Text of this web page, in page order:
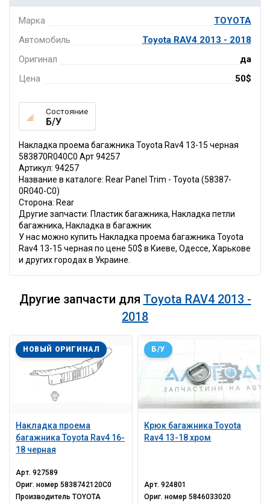
Марка
TOYOTA
Автомобиль
Toyota RAV4 2013 - 2018
Оригинал
да
Цена
50$
Состояние
Б/У
Накладка проема багажника Toyota Rav4 13-15 черная
583870R040C0 Арт 94257
Артикул: 94257
Название в каталоге: Rear Panel Trim - Toyota (58387-
0R040-C0)
Сторона: Rear
Другие запчасти: Пластик багажника, Накладка петли
багажника, Накладка в багажник
У нас можно купить Накладка проема багажника Toyota
Rav4 13-15 черная по цене 50$ в Киеве, Одессе, Харькове
и других городах в Украине.
Другие запчасти для Toyota RAV4 2013 -
2018
Накладка проема
багажника Toyota Rav4 16-
18 черная
НОВЫЙ ОРИГИНАЛ
Арт.927589
Ориг. номер5838742120C0
ПроизводительTOYOTA
Крюк багажника Toyota
Rav4 13-18 хром
Б/У
Арт.924801
Ориг. номер5846033020